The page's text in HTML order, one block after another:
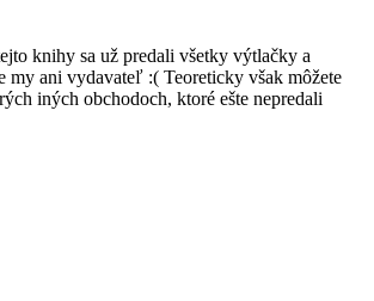
knihy sa už predali všetky výtlačky a
my ani vydavateľ :( Teoreticky však môžete
iných obchodoch, ktoré ešte nepredali